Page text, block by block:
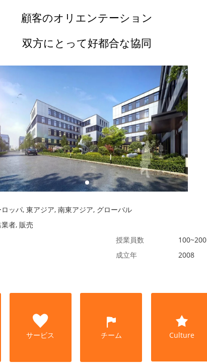
顧客のオリエンテーション
双方にとって好都合な協同
ッパ, 東アジア, 南東アジア, グローバル
者, 販売
授業員数
100~200
成立年
2008
サービス チーム Culture